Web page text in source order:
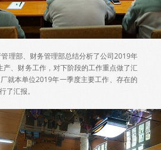
理部、财务管理部总结分析了公司2019年
产、财务工作，对下阶段的工作重点做了汇
就本单位2019年一季度主要工作、存在的
了汇报。